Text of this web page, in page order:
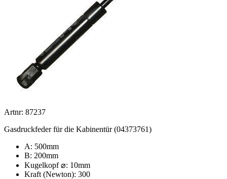
Artnr: 87237
Gasdruckfeder für die Kabinentür (04373761)
A: 500mm
B: 200mm
Kugelkopf⌀: 10mm
Kraft (Newton): 300